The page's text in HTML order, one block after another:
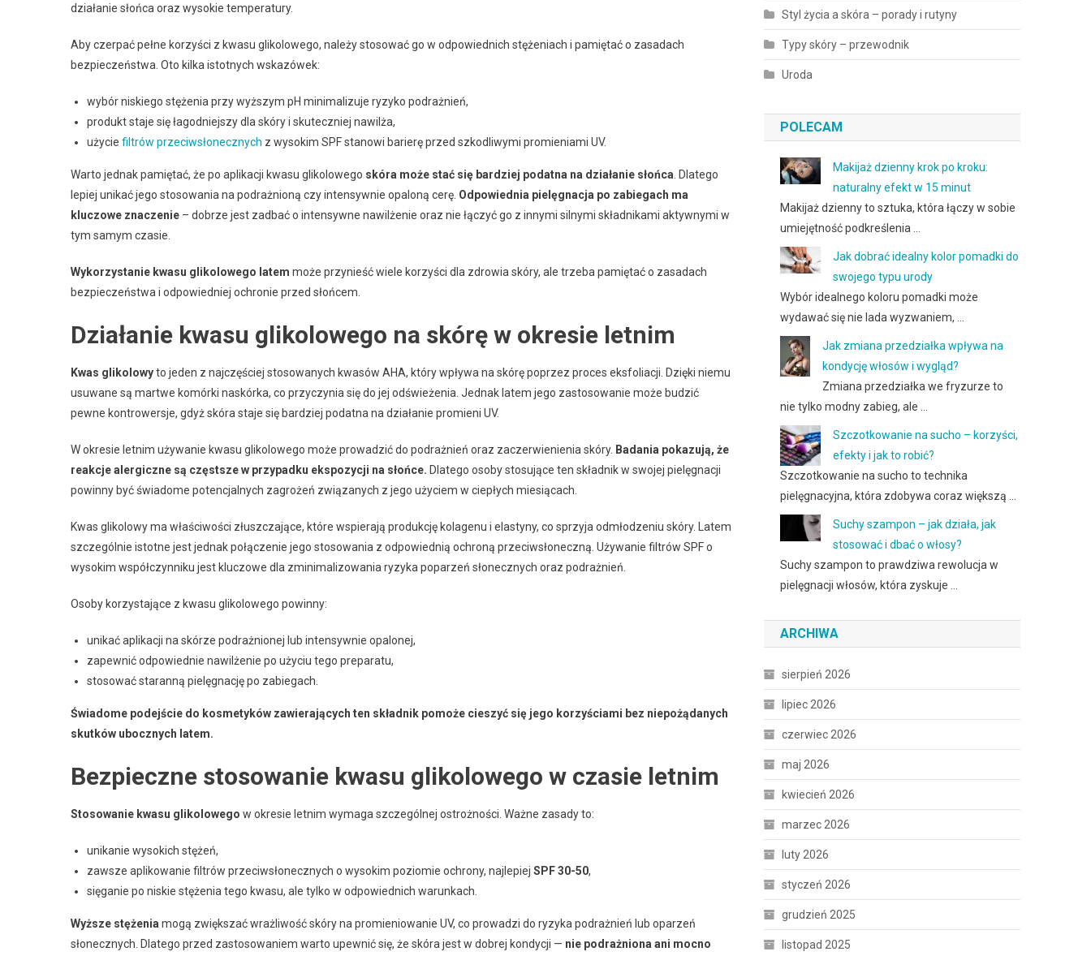
działanie słońca oraz wysokie temperatury.
Aby czerpać pełne korzyści z kwasu glikolowego, należy stosować go w odpowiednich stężeniach i pamiętać o zasadach
bezpieczeństwa. Oto kilka istotnych wskazówek:
wybór niskiego stężenia przy wyższym pH minimalizuje ryzyko podrażnień,
produkt staje się łagodniejszy dla skóry i skuteczniej nawilża,
użycie filtrów przeciwsłonecznych z wysokim SPF stanowi barierę przed szkodliwymi promieniami UV.
Warto jednak pamiętać, że po aplikacji kwasu glikolowego skóra może stać się bardziej podatna na działanie słońca . Dlatego
lepiej unikać jego stosowania na podrażnioną czy intensywnie opaloną cerę. Odpowiednia pielęgnacja po zabiegach ma
kluczowe znaczenie – dobrze jest zadbać o intensywne nawilżenie oraz nie łączyć go z innymi silnymi składnikami aktywnymi w
tym samym czasie.
Wykorzystanie kwasu glikolowego latem może przynieść wiele korzyści dla zdrowia skóry, ale trzeba pamiętać o zasadach
bezpieczeństwa i odpowiedniej ochronie przed słońcem.
Działanie kwasu glikolowego na skórę w okresie letnim
Kwas glikolowyto jeden z najczęściej stosowanych kwasów AHA, który wpływa na skórę poprzez proces eksfoliacji. Dzięki niemu
usuwane są martwe komórki naskórka, co przyczynia się do jej odświeżenia. Jednak latem jego zastosowanie może budzić
pewne kontrowersje, gdyż skóra staje się bardziej podatna na działanie promieni UV.
W okresie letnim używanie kwasu glikolowego może prowadzić do podrażnień oraz zaczerwienienia skóry. Badania pokazują, że
reakcje alergiczne są częstsze w przypadku ekspozycji na słońce. Dlatego osoby stosujące ten składnik w swojej pielęgnacji
powinny być świadome potencjalnych zagrożeń związanych z jego użyciem w ciepłych miesiącach.
Kwas glikolowy ma właściwości złuszczające, które wspierają produkcję kolagenu i elastyny, co sprzyja odmłodzeniu skóry. Latem
szczególnie istotne jest jednak połączenie jego stosowania z odpowiednią ochroną przeciwsłoneczną. Używanie filtrów SPF o
wysokim współczynniku jest kluczowe dla zminimalizowania ryzyka poparzeń słonecznych oraz podrażnień.
Osoby korzystające z kwasu glikolowego powinny:
unikać aplikacji na skórze podrażnionej lub intensywnie opalonej,
zapewnić odpowiednie nawilżenie po użyciu tego preparatu,
stosować staranną pielęgnację po zabiegach.
Świadome podejście do kosmetyków zawierających ten składnik pomoże cieszyć się jego korzyściami bez niepożądanych
skutków ubocznych latem.
Bezpieczne stosowanie kwasu glikolowego w czasie letnim
Stosowanie kwasu glikolowego w okresie letnim wymaga szczególnej ostrożności. Ważne zasady to:
unikanie wysokich stężeń,
zawsze aplikowanie filtrów przeciwsłonecznych o wysokim poziomie ochrony, najlepiej SPF 30-50,
sięganie po niskie stężenia tego kwasu, ale tylko w odpowiednich warunkach.
Wyższe stężenia mogą zwiększać wrażliwość skóry na promieniowanie UV, co prowadzi do ryzyka podrażnień lub oparzeń
słonecznych. Dlatego przed zastosowaniem warto upewnić się, że skóra jest w dobrej kondycji — nie podrażniona ani mocno
Styl życia a skóra – porady i rutyny
Typy skóry – przewodnik
Uroda
POLECAM
Makijaż dzienny krok po kroku:
naturalny efekt w 15 minut
Makijaż dzienny to sztuka, która łączy w sobie
umiejętność podkreślenia …
Jak dobrać idealny kolor pomadki do
swojego typu urody
Wybór idealnego koloru pomadki może
wydawać się nie lada wyzwaniem, …
Jak zmiana przedziałka wpływa na
kondycję włosów i wygląd?
Zmiana przedziałka we fryzurze to
nie tylko modny zabieg, ale …
Szczotkowanie na sucho – korzyści,
efekty i jak to robić?
Szczotkowanie na sucho to technika
pielęgnacyjna, która zdobywa coraz większą …
Suchy szampon – jak działa, jak
stosować i dbać o włosy?
Suchy szampon to prawdziwa rewolucja w
pielęgnacji włosów, która zyskuje …
ARCHIWA
sierpień 2026
lipiec 2026
czerwiec 2026
maj 2026
kwiecień 2026
marzec 2026
luty 2026
styczeń 2026
grudzień 2025
listopad 2025